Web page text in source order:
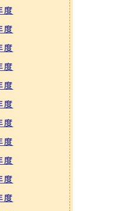
度
度
度
度
度
度
度
度
度
度
度